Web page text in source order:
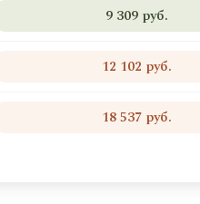
9 309 руб.
12 102 руб.
18 537 руб.